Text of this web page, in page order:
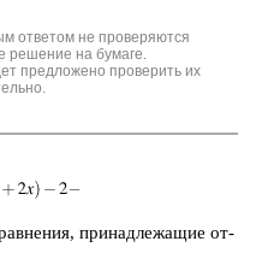
ответом не проверяются
решение на бумаге.
предложено проверить их
при­над­ле­жа­щие от­